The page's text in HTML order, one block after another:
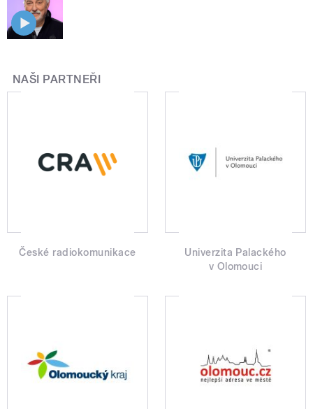
NAŠI PARTNEŘI
České radiokomunikace
Univerzita Palackého
v Olomouci